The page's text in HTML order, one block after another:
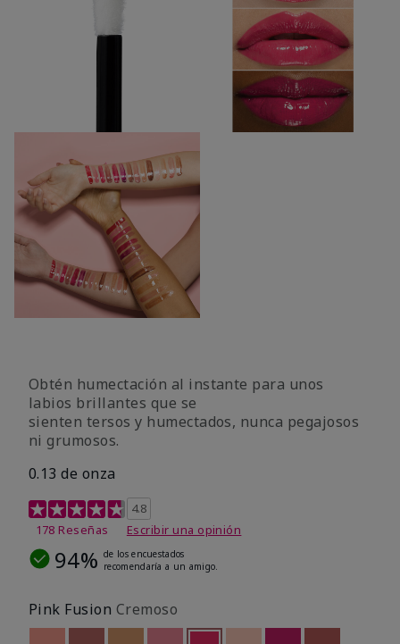
Obtén humectación al instante para unos
labios brillantes que se
sienten tersos y humectados, nunca pegajosos
ni grumosos.
0.13 de onza
Calificación de clientes de 4,8 de 5
4.8
178 Reseñas
Escribir una opinión
94% de los encuestados
recomendaría a un amigo.
Pink Fusion Cremoso